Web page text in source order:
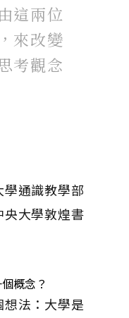
這兩位
來改變
考觀念
通識教學部
大學敦煌書
概念？
法：大學是